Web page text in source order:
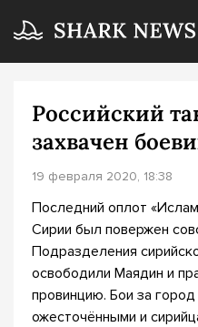
Российский
захвачен
19 февраля 2020, 18:38
Последний оплот
Сирии был повержен
Подразделения
освободили Маядин и
провинцию. Бои за
ожесточёнными и